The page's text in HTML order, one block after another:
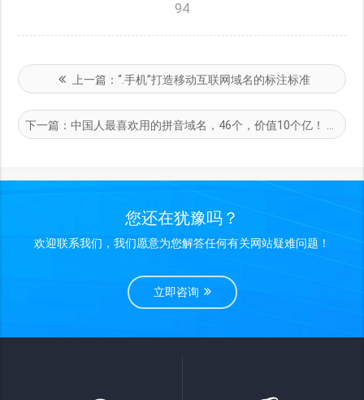
94
上一篇：“.手机”打造移动互联网域名的标注标准
下一篇：中国人最喜欢用的拼音域名，46个，价值10个亿！
您还在犹豫吗？
欢迎联系我们，我们愿意为您解答任何有关网站疑难问题！
立即咨询